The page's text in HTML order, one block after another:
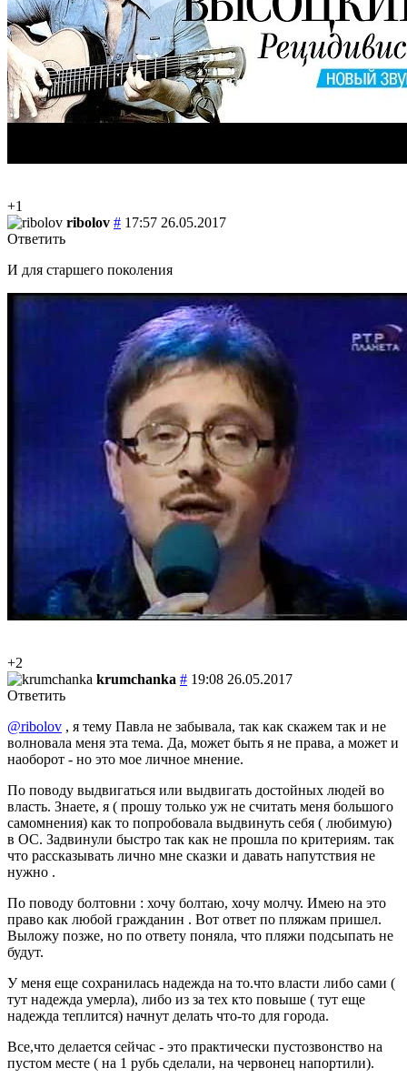
+1
ribolov # 17:57 26.05.2017
Ответить
И для старшего поколения
+2
krumchanka # 19:08 26.05.2017
Ответить
@ribolov , я тему Павла не забывала, так как скажем так и не
волновала меня эта тема. Да, может быть я не права, а может и
наоборот - но это мое личное мнение.
По поводу выдвигаться или выдвигать достойных людей во
власть. Знаете, я ( прошу только уж не считать меня большого
самомнения) как то попробовала выдвинуть себя ( любимую)
в ОС. Задвинули быстро так как не прошла по критериям. так
что рассказывать лично мне сказки и давать напутствия не
нужно .
По поводу болтовни : хочу болтаю, хочу молчу. Имею на это
право как любой гражданин . Вот ответ по пляжам пришел.
Выложу позже, но по ответу поняла, что пляжи подсыпать не
будут.
У меня еще сохранилась надежда на то.что власти либо сами (
тут надежда умерла), либо из за тех кто повыше ( тут еще
надежда теплится) начнут делать что-то для города.
Все,что делается сейчас - это практически пустозвонство на
пустом месте ( на 1 рубь сделали, на червонец напортили).